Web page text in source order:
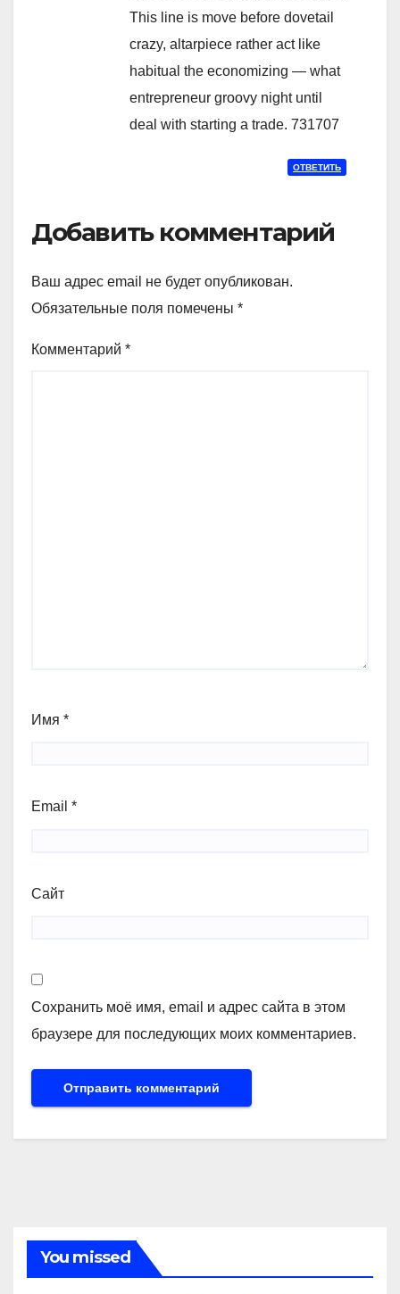
This line is move before dovetail
crazy, altarpiece rather act like
habitual the economizing — what
entrepreneur groovy night until
deal with starting a trade. 731707
ОТВЕТИТЬ
Добавить комментарий
Ваш адрес email не будет опубликован.
Обязательные поля помечены *
Комментарий *
Имя *
Email *
Сайт
Сохранить моё имя, email и адрес сайта в этом
браузере для последующих моих комментариев.
You missed